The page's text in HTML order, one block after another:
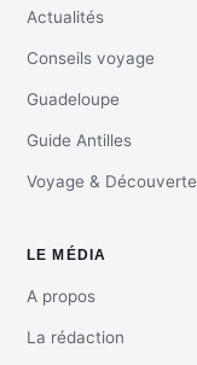
Actualités
Conseils voyage
Guadeloupe
Guide Antilles
Voyage & Découverte
LE MÉDIA
A propos
La rédaction